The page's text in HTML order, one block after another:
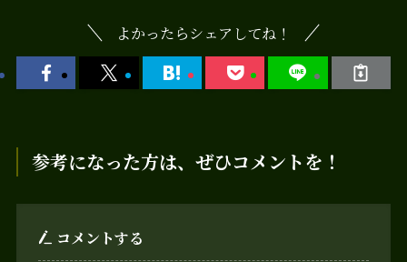
よかったらシェアしてね！
参考になった方は、ぜひコメントを！
コメントする